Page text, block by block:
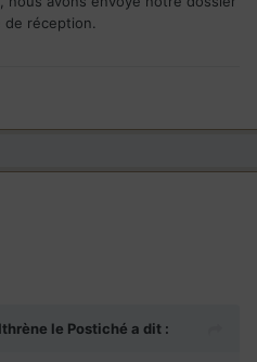
de réception.
le Postiché a dit :